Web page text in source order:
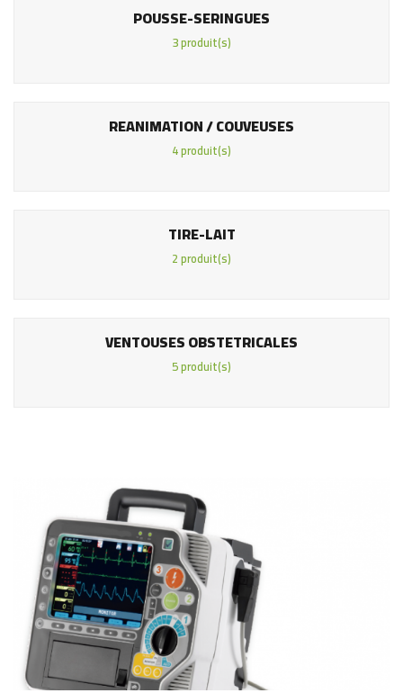
POUSSE-SERINGUES
3 produit(s)
REANIMATION / COUVEUSES
4 produit(s)
TIRE-LAIT
2 produit(s)
VENTOUSES OBSTETRICALES
5 produit(s)